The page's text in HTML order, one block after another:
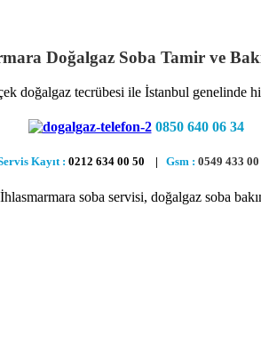
Doğalgaz Soba Tamir ve
doğalgaz tecrübesi ile İstanbul genelinde
0850 640 06 34
Kayıt : 0212 634 00 50 | Gsm : 0549 433 00
soba servisi, doğalgaz soba